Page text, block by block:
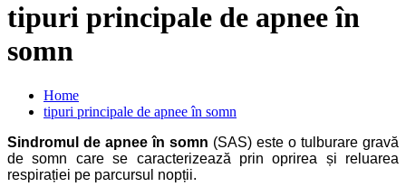
tipuri principale de apnee în
somn
Home
tipuri principale de apnee în somn
Sindromul de apnee în somn (SAS) este o tulburare gravă
de somn care se caracterizează prin oprirea și reluarea
respirației pe parcursul nopții.